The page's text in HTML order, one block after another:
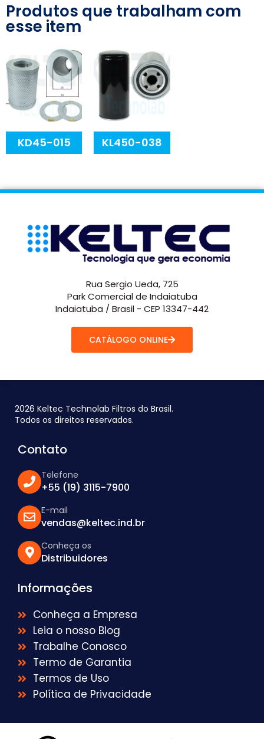
Produtos que trabalham com
esse item
KD45-015 KL450-038
Rua Sergio Ueda, 725
Park Comercial de Indaiatuba
Indaiatuba / Brasil - CEP 13347-442
CATÁLOGO ONLINE
2026 Keltec Technolab Filtros do Brasil.
Todos os direitos reservados.
Contato
Telefone
+55 (19) 3115-7900
E-mail
vendas@keltec.ind.br
Conheça os
Distribuidores
Informações
Conheça a Empresa
Leia o nosso Blog
Trabalhe Conosco
Termo de Garantia
Termos de Uso
Política de Privacidade